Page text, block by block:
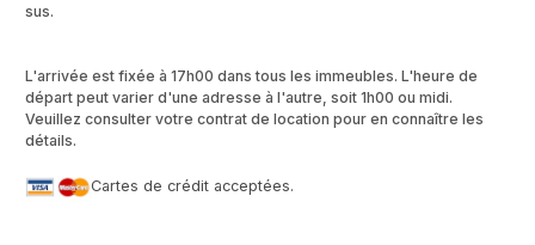
sus.
L'arrivée est fixée à 17h00 dans tous les immeubles. L'heure de
départ peut varier d'une adresse à l'autre, soit 1h00 ou midi.
Veuillez consulter votre contrat de location pour en connaître les
détails.
Cartes de crédit acceptées.